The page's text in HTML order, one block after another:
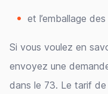
et l’emballage
Si vous voulez en
envoyez une
dans le 73. Le tarif